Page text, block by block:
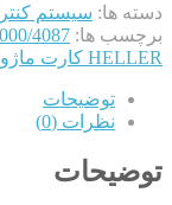
دسته ها: سیستم
برچسب ها: 4087
HELLER کارت ماژول AMUB28 برای کنترل HELLER
توضیحات
نظرات (0)
توضیحات